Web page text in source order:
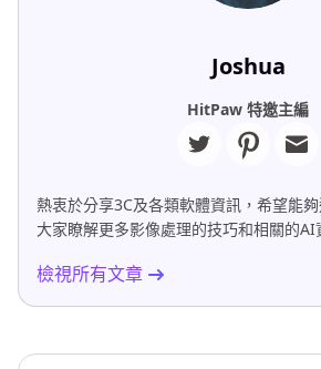
Joshua
HitPaw 特邀主編
熱衷於分享3C及各類軟體資訊，希望能
大家瞭解更多影像處理的技巧和相關的AI
檢視所有文章